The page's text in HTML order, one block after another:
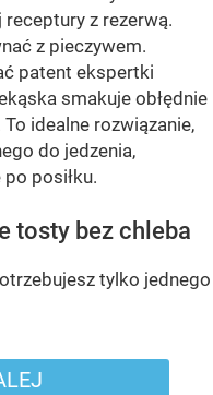
z rezerwą.
z pieczywem.
patent ekspertki
smakuje obłędnie
idealne rozwiązanie,
do jedzenia,
posiłku.
tosty bez chleba
tylko jednego